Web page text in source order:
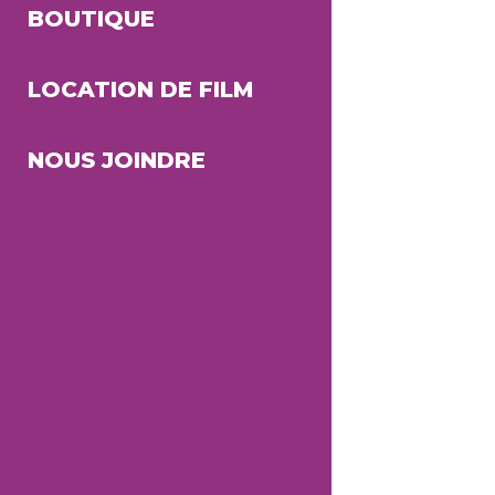
BOUTIQUE
LOCATION DE FILM
NOUS JOINDRE